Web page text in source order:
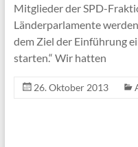
Mitglieder der SPD-
Länderparlamente
dem Ziel der Einführung
starten.“ Wir hatten
26. Oktober 2013